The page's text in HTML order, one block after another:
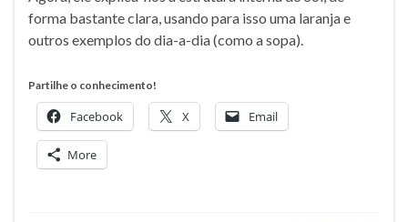
forma bastante clara, usando para isso uma laranja e
outros exemplos do dia-a-dia (como a sopa).
Partilhe o conhecimento!
Facebook X Email
More